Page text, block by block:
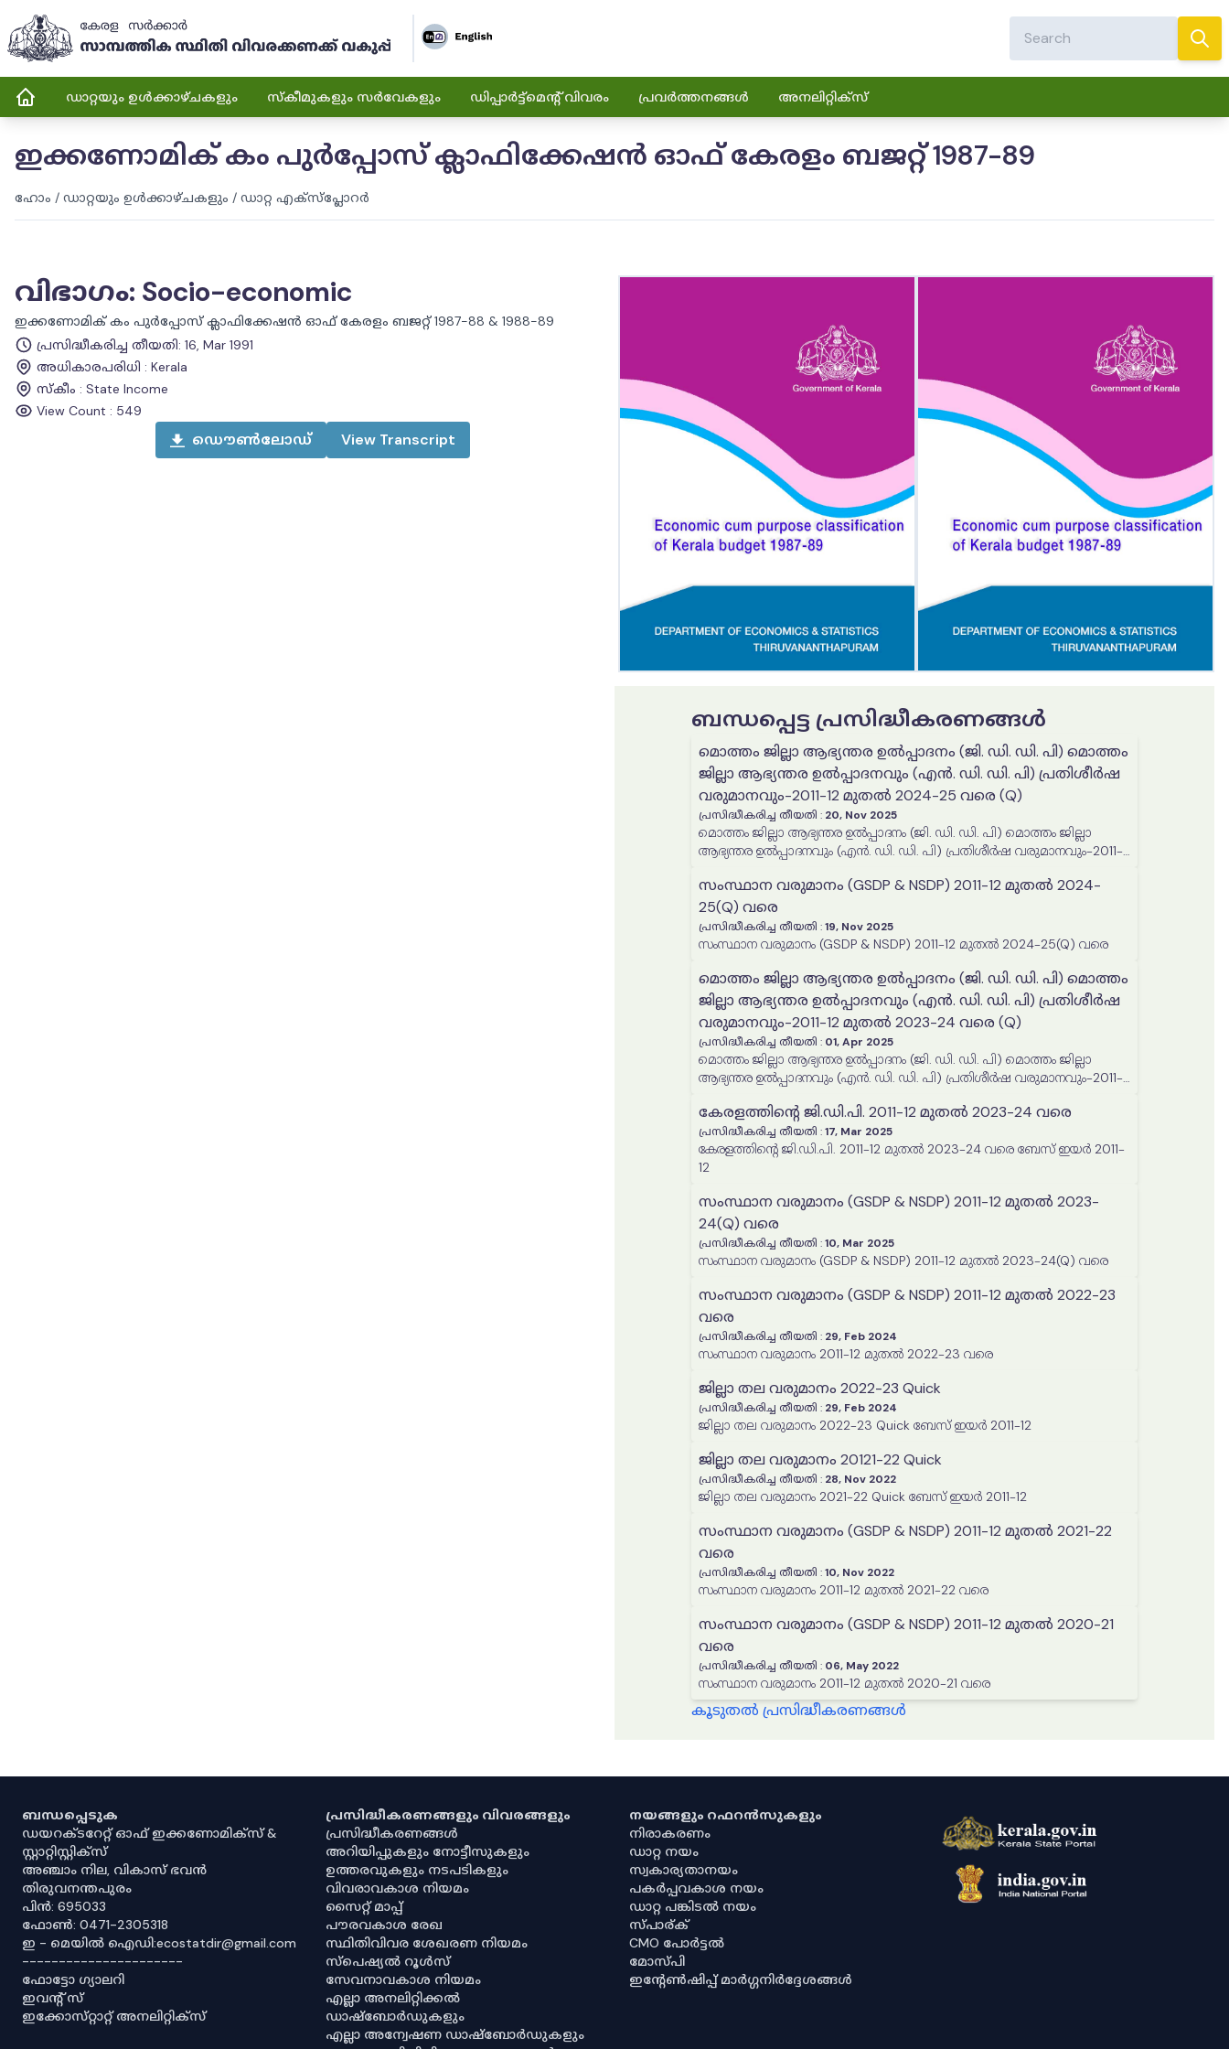
ഡാറ്റയും ഉൾക്കാഴ്ചകളും സ്കീമുകളും സർവേകളും ഡിപ്പാർട്ട്മെന്റ് വിവരം പ്രവർത്തനങ്ങൾ അനലിറ്റിക്സ്
ഇക്കണോമിക് കം പുർപ്പോസ് ക്ലാഫിക്കേഷൻ ഓഫ് കേരളം ബജറ്റ് 1987-89
ഹോം / ഡാറ്റയും ഉൾക്കാഴ്ചകളും / ഡാറ്റ എക്സ്പ്ലോറർ
വിഭാഗം: Socio-economic
ഇക്കണോമിക് കം പുർപ്പോസ് ക്ലാഫിക്കേഷൻ ഓഫ് കേരളം ബജറ്റ് 1987-88 & 1988-89
പ്രസിദ്ധീകരിച്ച തീയതി: 16, Mar 1991
അധികാരപരിധി : Kerala
സ്കീം : State Income
View Count : 549
ഡൌൺലോഡ് View Transcript
ബന്ധപ്പെട്ട പ്രസിദ്ധീകരണങ്ങൾ
മൊത്തം ജില്ലാ ആഭ്യന്തര ഉൽപ്പാദനം (ജി. ഡി. ഡി. പി) മൊത്തം
ജില്ലാ ആഭ്യന്തര ഉൽപ്പാദനവും (എൻ. ഡി. ഡി. പി) പ്രതിശീർഷ
വരുമാനവും-2011-12 മുതൽ 2024-25 വരെ (Q)
പ്രസിദ്ധീകരിച്ച തീയതി : 20, Nov 2025
മൊത്തം ജില്ലാ ആഭ്യന്തര ഉൽപ്പാദനം (ജി. ഡി. ഡി. പി) മൊത്തം ജില്ലാ
ആഭ്യന്തര ഉൽപ്പാദനവും (എൻ. ഡി. ഡി. പി) പ്രതിശീർഷ വരുമാനവും-2011-
സംസ്ഥാന വരുമാനം (GSDP & NSDP) 2011-12 മുതൽ 2024-
25(Q) വരെ
പ്രസിദ്ധീകരിച്ച തീയതി :19, Nov 2025
സംസ്ഥാന വരുമാനം (GSDP & NSDP) 2011-12 മുതൽ 2024-25(Q) വരെ
മൊത്തം ജില്ലാ ആഭ്യന്തര ഉൽപ്പാദനം (ജി. ഡി. ഡി. പി) മൊത്തം
ജില്ലാ ആഭ്യന്തര ഉൽപ്പാദനവും (എൻ. ഡി. ഡി. പി) പ്രതിശീർഷ
വരുമാനവും-2011-12 മുതൽ 2023-24 വരെ (Q)
പ്രസിദ്ധീകരിച്ച തീയതി : 01, Apr 2025
മൊത്തം ജില്ലാ ആഭ്യന്തര ഉൽപ്പാദനം (ജി. ഡി. ഡി. പി) മൊത്തം ജില്ലാ
ആഭ്യന്തര ഉൽപ്പാദനവും (എൻ. ഡി. ഡി. പി) പ്രതിശീർഷ വരുമാനവും-2011-
കേരളത്തിന്റെ ജി.ഡി.പി. 2011-12 മുതൽ 2023-24 വരെ
പ്രസിദ്ധീകരിച്ച തീയതി :17, Mar 2025
കേരളത്തിന്റെ ജി.ഡി.പി. 2011-12 മുതൽ 2023-24 വരെ ബേസ് ഇയർ 2011-
12
സംസ്ഥാന വരുമാനം (GSDP & NSDP) 2011-12 മുതൽ 2023-
24(Q) വരെ
പ്രസിദ്ധീകരിച്ച തീയതി :10, Mar 2025
സംസ്ഥാന വരുമാനം (GSDP & NSDP) 2011-12 മുതൽ 2023-24(Q) വരെ
സംസ്ഥാന വരുമാനം (GSDP & NSDP) 2011-12 മുതൽ 2022-23
വരെ
പ്രസിദ്ധീകരിച്ച തീയതി : 29, Feb 2024
സംസ്ഥാന വരുമാനം 2011-12 മുതൽ 2022-23 വരെ
ജില്ലാ തല വരുമാനം 2022-23 Quick
പ്രസിദ്ധീകരിച്ച തീയതി : 29, Feb 2024
ജില്ലാ തല വരുമാനം 2022-23 Quick ബേസ് ഇയർ 2011-12
ജില്ലാ തല വരുമാനം 20121-22 Quick
പ്രസിദ്ധീകരിച്ച തീയതി : 28, Nov 2022
ജില്ലാ തല വരുമാനം 2021-22 Quick ബേസ് ഇയർ 2011-12
സംസ്ഥാന വരുമാനം (GSDP & NSDP) 2011-12 മുതൽ 2021-22
വരെ
പ്രസിദ്ധീകരിച്ച തീയതി :10, Nov 2022
സംസ്ഥാന വരുമാനം 2011-12 മുതൽ 2021-22 വരെ
സംസ്ഥാന വരുമാനം (GSDP & NSDP) 2011-12 മുതൽ 2020-21
വരെ
പ്രസിദ്ധീകരിച്ച തീയതി : 06, May 2022
സംസ്ഥാന വരുമാനം 2011-12 മുതൽ 2020-21 വരെ
കൂടുതൽ പ്രസിദ്ധീകരണങ്ങൾ
ബന്ധപ്പെടുക
ഡയറക്ടറേറ്റ് ഓഫ് ഇക്കണോമിക്സ് &
സ്റ്റാറ്റിസ്റ്റിക്സ്
അഞ്ചാം നില, വികാസ് ഭവൻ
തിരുവനന്തപുരം
പിൻ: 695033
ഫോൺ: 0471-2305318
ഇ - മെയിൽ ഐഡി:ecostatdir@gmail.com
----------------------
ഫോട്ടോ ഗ്യാലറി
ഇവൻ്റ് സ്
ഇക്കോസ്‌റ്റാറ്റ് അനലിറ്റിക്‌സ്
പ്രസിദ്ധീകരണങ്ങളും വിവരങ്ങളും
പ്രസിദ്ധീകരണങ്ങൾ
അറിയിപ്പുകളും നോട്ടീസുകളും
ഉത്തരവുകളും നടപടികളും
വിവരാവകാശ നിയമം
സൈറ്റ് മാപ്പ്
പൗരവകാശ രേഖ
സ്ഥിതിവിവര ശേഖരണ നിയമം
സ്‌പെഷ്യൽ റൂൾസ്
സേവനാവകാശ നിയമം
എല്ലാ അനലിറ്റിക്കൽ
ഡാഷ്‌ബോർഡുകളും
എല്ലാ അന്വേഷണ ഡാഷ്‌ബോർഡുകളും
നയങ്ങളും റഫറൻസുകളും
നിരാകരണം
ഡാറ്റ നയം
സ്വകാര്യതാനയം
പകർപ്പവകാശ നയം
ഡാറ്റ പങ്കിടൽ നയം
സ്പാര്ക്
CMO പോർട്ടൽ
മോസ്പി
ഇൻ്റേൺഷിപ്പ് മാർഗ്ഗനിർദ്ദേശങ്ങൾ